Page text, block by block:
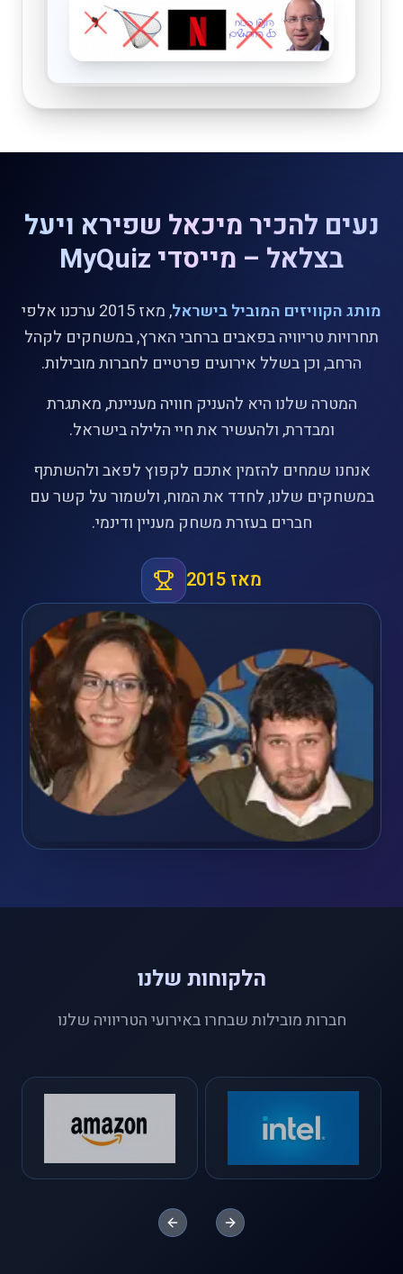
נעים להכיר מיכאל שפירא ויעל
בצלאל – מייסדי MyQuiz
מותג הקוויזים המוביל בישראל
, מאז 2015 ערכנו אלפי
תחרויות טריוויה בפאבים ברחבי הארץ, במשחקים לקהל
הרחב, וכן בשלל אירועים פרטיים לחברות מובילות.
המטרה שלנו היא להעניק חוויה מעניינת, מאתגרת
ומבדרת, ולהעשיר את חיי הלילה בישראל.
אנחנו שמחים להזמין אתכם לקפוץ לפאב ולהשתתף
במשחקים שלנו, לחדד את המוח, ולשמור על קשר עם
חברים בעזרת משחק מעניין ודינמי.
מאז 2015
הלקוחות שלנו
חברות מובילות שבחרו באירועי הטריוויה שלנו
Previous slideNext slide